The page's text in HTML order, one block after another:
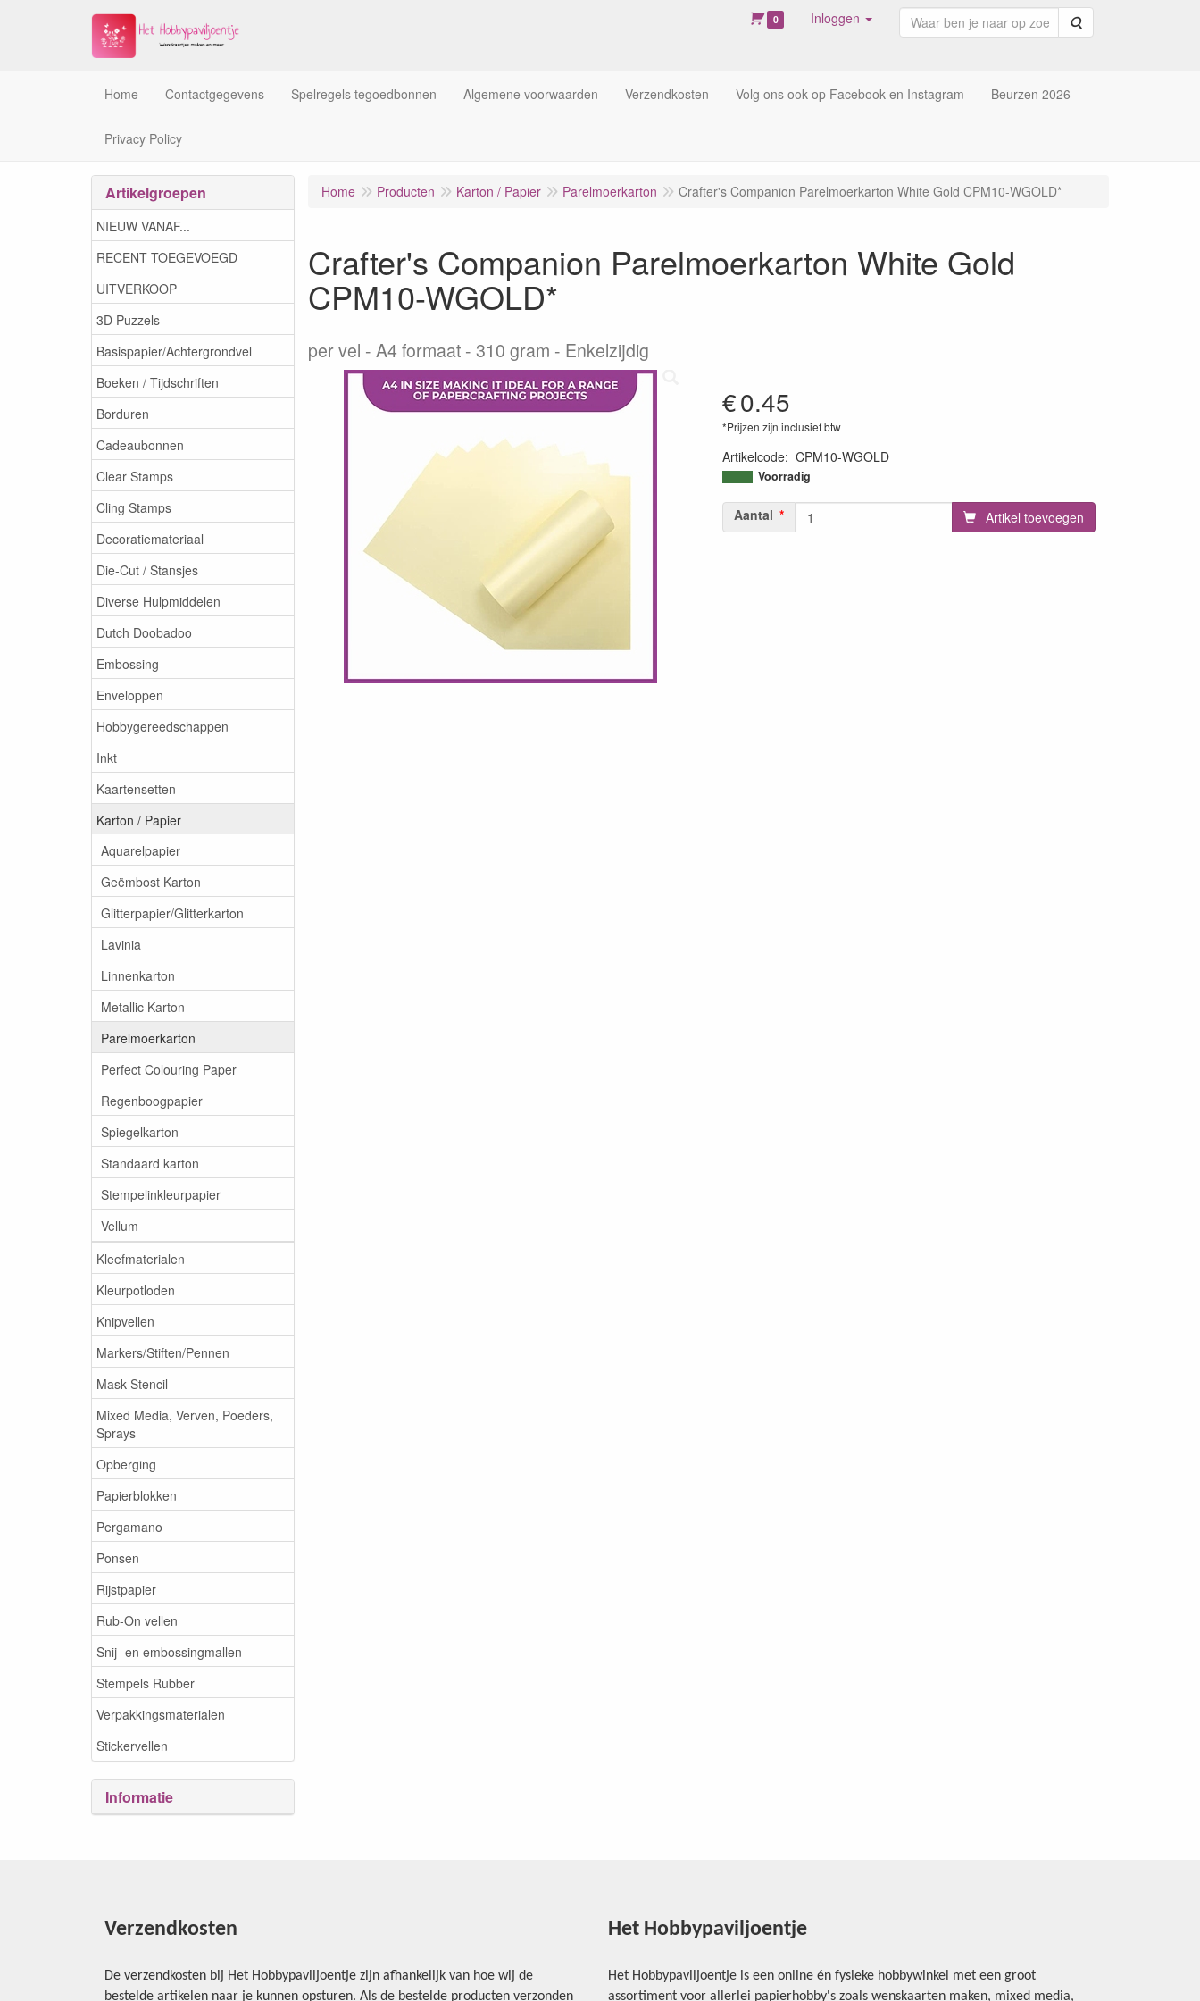
0 Inloggen Zoeken
Home Contactgegevens Spelregels tegoedbonnen Algemene voorwaarden Verzendkosten Volg ons ook op Facebook en Instagram Beurzen 2026
Privacy Policy
Artikelgroepen
NIEUW VANAF...
RECENT TOEGEVOEGD
UITVERKOOP
3D Puzzels
Basispapier/Achtergrondvel
Boeken / Tijdschriften
Borduren
Cadeaubonnen
Clear Stamps
Cling Stamps
Decoratiemateriaal
Die-Cut / Stansjes
Diverse Hulpmiddelen
Dutch Doobadoo
Embossing
Enveloppen
Hobbygereedschappen
Inkt
Kaartensetten
Karton / Papier
Aquarelpapier
Geëmbost Karton
Glitterpapier/Glitterkarton
Lavinia
Linnenkarton
Metallic Karton
Parelmoerkarton
Perfect Colouring Paper
Regenboogpapier
Spiegelkarton
Standaard karton
Stempelinkleurpapier
Vellum
Kleefmaterialen
Kleurpotloden
Knipvellen
Markers/Stiften/Pennen
Mask Stencil
Mixed Media, Verven, Poeders,
Sprays
Opberging
Papierblokken
Pergamano
Ponsen
Rijstpapier
Rub-On vellen
Snij- en embossingmallen
Stempels Rubber
Verpakkingsmaterialen
Stickervellen
Informatie
Home Producten Karton / Papier Parelmoerkarton Crafter's Companion Parelmoerkarton White Gold CPM10-WGOLD*
Crafter's Companion Parelmoerkarton White Gold
CPM10-WGOLD*
per vel A4 formaat - 310 gram - Enkelzijdig
€0.45
*Prijzen zijn inclusief btw
Artikelcode: CPM10-WGOLD
709650827202
Voorradig
Aantal Artikel toevoegen
Verzendkosten
De verzendkosten bij Het Hobbypaviljoentje zijn afhankelijk van hoe wij de
bestelde artikelen naar je kunnen opsturen. Als de bestelde producten verzonden
Het Hobbypaviljoentje
Het Hobbypaviljoentje is een online én fysieke hobbywinkel met een groot
assortiment voor allerlei papierhobby's zoals wenskaarten maken, mixed media,